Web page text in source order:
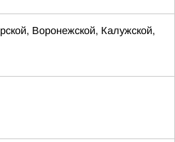
Воронежской, Калужской,